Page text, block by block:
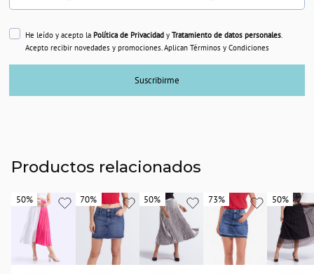
He leído y acepto la Política de Privacidady Tratamiento de datos personales.
Acepto recibir novedades y promociones. Aplican Términos y Condiciones
Suscribirme
Productos relacionados
50%
50% 70%
70% 50%
50% 73%
73% 50%
50%